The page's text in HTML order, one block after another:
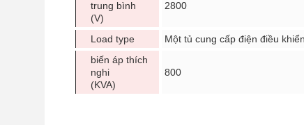
trung bình
(V)
2800
Load type
Một tủ cung cấp điện điều
biến áp thích
nghi
(KVA)
800